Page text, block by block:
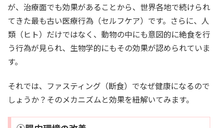
が、治療面でも効果があることから、世界各地で続けられ
てきた最も古い医療行為（セルフケア）です。さらに、人
類（ヒト）だけではなく、動物の中にも意図的に絶食を行
う行為が見られ、生物学的にもその効果が認められていま
す。
それでは、ファスティング（断食）でなぜ健康になるので
しょうか？そのメカニズムと効果を紐解いてみます。